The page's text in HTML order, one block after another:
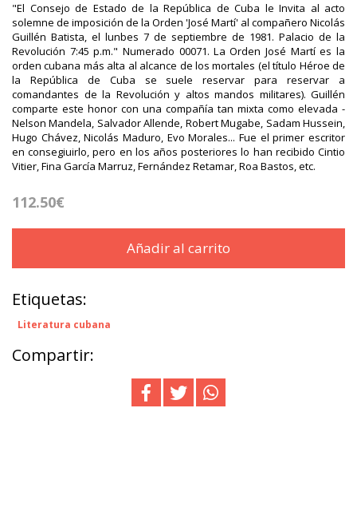
"El Consejo de Estado de la República de Cuba le Invita al acto
solemne de imposición de la Orden 'José Martí' al compañero Nicolás
Guillén Batista, el lunbes 7 de septiembre de 1981. Palacio de la
Revolución 7:45 p.m." Numerado 00071. La Orden José Martí es la
orden cubana más alta al alcance de los mortales (el título Héroe de
la República de Cuba se suele reservar para reservar a
comandantes de la Revolución y altos mandos militares). Guillén
comparte este honor con una compañía tan mixta como elevada -
Nelson Mandela, Salvador Allende, Robert Mugabe, Sadam Hussein,
Hugo Chávez, Nicolás Maduro, Evo Morales... Fue el primer escritor
en consegiuirlo, pero en los años posteriores lo han recibido Cintio
Vitier, Fina García Marruz, Fernández Retamar, Roa Bastos, etc.
112.50€
Añadir al carrito
Etiquetas:
Literatura cubana
Compartir: